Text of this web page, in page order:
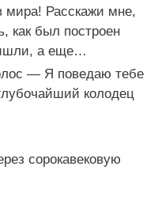
мира! Расскажи мне,
как был построен
а еще…
— Я поведаю тебе
колодец
сорокавековую